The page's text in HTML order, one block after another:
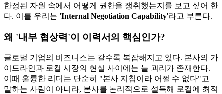
한정된 자원 속에서 어떻게 권한을 쟁취했는지를 보고 싶어 한
다. 이를 우리는 'Internal Negotiation Capability'​라고 부른다.
왜 '내부 협상력'이 이력서의 핵심인가?
글로벌 기업의 비즈니스는 갈수록 복잡해지고 있다. 본사의 가
이드라인과 로컬 시장의 현실 사이에는 늘 괴리가 존재한다.
이때 훌륭한 리더는 단순히 "본사 지침이라 어쩔 수 없다"고
말하는 사람이 아니라, 본사를 논리적으로 설득해 로컬에 최적